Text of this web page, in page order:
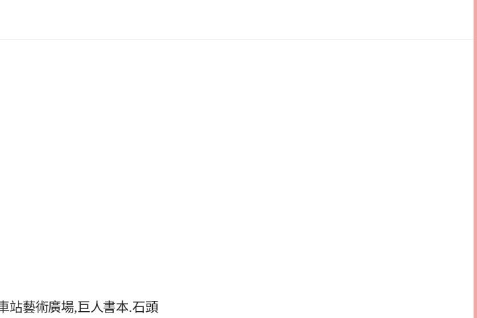
站藝術廣場,巨人書本.石頭